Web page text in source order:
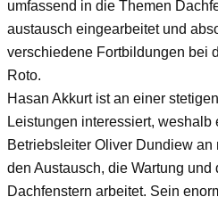
umfassend in die Themen
austausch eingearbeitet und
verschiedene Fortbildungen bei
Roto.
Hasan Akkurt ist an einer
Leistungen interessiert,
Betriebsleiter Oliver Dundiew
den Austausch, die Wartung und
Dachfenstern arbeitet. Sein